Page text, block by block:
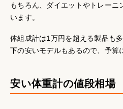
もちろん、ダイエットやトレーニ
います。
体組成計は1万円を超える製品も
下の安いモデルもあるので、予算
安い体重計の値段相場